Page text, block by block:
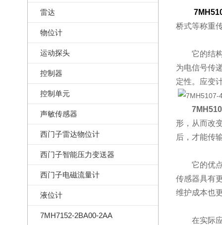
雷达
物位计
运动探头
控制器
控制单元
声敏传感器
西门子雷达物位计
西门子智能压力变送器
西门子电磁流量计
液位计
7MH7152-2BA00-2AA
桥式等称重
它的结构
为电信号传
定性。应变
形，从而改
后，才能传
它的优点
传感器具有
维护成本也
在实际应